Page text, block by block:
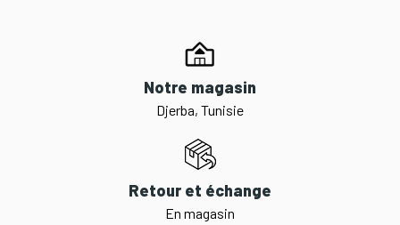
Notre magasin
Djerba, Tunisie
Retour et échange
En magasin